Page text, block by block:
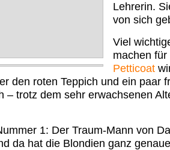
Lehrerin.
von sich
Viel
machen
Petticoat
den roten Teppich und ein paar
– trotz dem sehr erwachsenen
1: Der Traum-Mann von
da hat die Blondien ganz